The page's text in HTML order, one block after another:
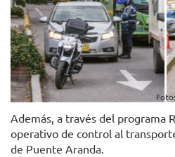
Además, a través del programa
operativo de control al
de Puente Aranda.